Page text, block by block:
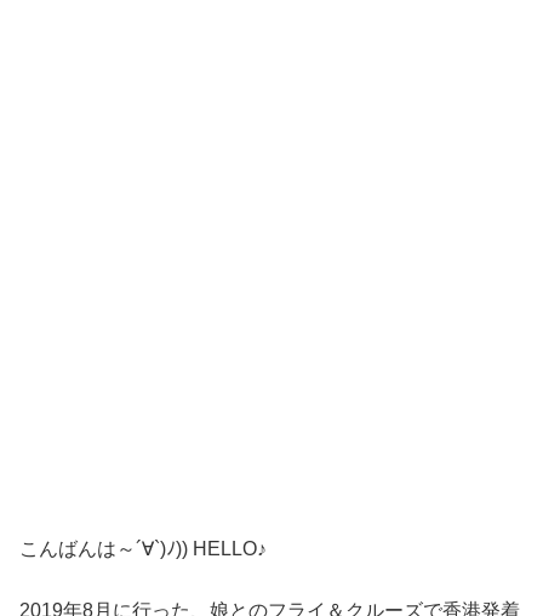
こんばんは～´∀`)ﾉ)) HELLO♪
2019年8月に行った、娘とのフライ＆クルーズで香港発着